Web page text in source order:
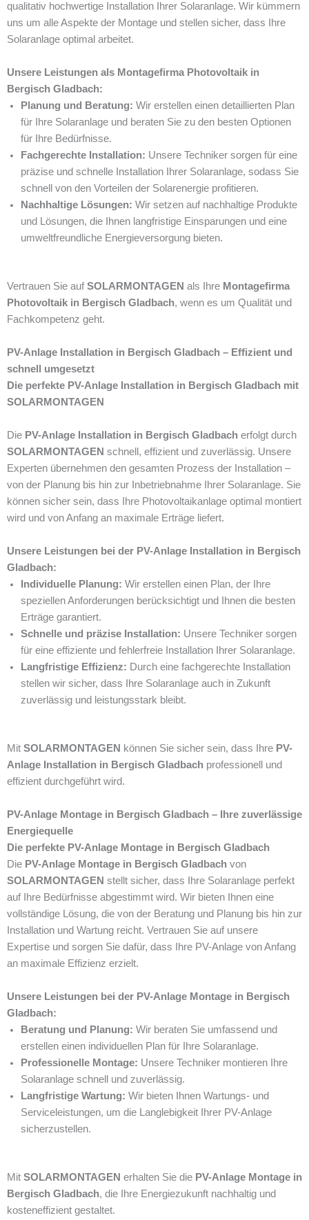
qualitativ hochwertige Installation Ihrer Solaranlage. Wir kümmern
uns um alle Aspekte der Montage und stellen sicher, dass Ihre
Solaranlage optimal arbeitet.
Unsere Leistungen als Montagefirma Photovoltaik in
Bergisch Gladbach:
Planung und Beratung: Wir erstellen einen detaillierten Plan
für Ihre Solaranlage und beraten Sie zu den besten Optionen
für Ihre Bedürfnisse.
Fachgerechte Installation: Unsere Techniker sorgen für eine
präzise und schnelle Installation Ihrer Solaranlage, sodass Sie
schnell von den Vorteilen der Solarenergie profitieren.
Nachhaltige Lösungen: Wir setzen auf nachhaltige Produkte
und Lösungen, die Ihnen langfristige Einsparungen und eine
umweltfreundliche Energieversorgung bieten.
Vertrauen Sie auf SOLARMONTAGEN als Ihre Montagefirma
Photovoltaik in Bergisch Gladbach, wenn es um Qualität und
Fachkompetenz geht.
PV-Anlage Installation in Bergisch Gladbach – Effizient und
schnell umgesetzt
Die perfekte PV-Anlage Installation in Bergisch Gladbach mit
SOLARMONTAGEN
Die PV-Anlage Installation in Bergisch Gladbach erfolgt durch
SOLARMONTAGEN schnell, effizient und zuverlässig. Unsere
Experten übernehmen den gesamten Prozess der Installation –
von der Planung bis hin zur Inbetriebnahme Ihrer Solaranlage. Sie
können sicher sein, dass Ihre Photovoltaikanlage optimal montiert
wird und von Anfang an maximale Erträge liefert.
Unsere Leistungen bei der PV-Anlage Installation in Bergisch
Gladbach:
Individuelle Planung: Wir erstellen einen Plan, der Ihre
speziellen Anforderungen berücksichtigt und Ihnen die besten
Erträge garantiert.
Schnelle und präzise Installation: Unsere Techniker sorgen
für eine effiziente und fehlerfreie Installation Ihrer Solaranlage.
Langfristige Effizienz: Durch eine fachgerechte Installation
stellen wir sicher, dass Ihre Solaranlage auch in Zukunft
zuverlässig und leistungsstark bleibt.
Mit SOLARMONTAGEN können Sie sicher sein, dass Ihre PV-
Anlage Installation in Bergisch Gladbach professionell und
effizient durchgeführt wird.
PV-Anlage Montage in Bergisch Gladbach – Ihre zuverlässige
Energiequelle
Die perfekte PV-Anlage Montage in Bergisch Gladbach
Die PV-Anlage Montage in Bergisch Gladbach von
SOLARMONTAGEN stellt sicher, dass Ihre Solaranlage perfekt
auf Ihre Bedürfnisse abgestimmt wird. Wir bieten Ihnen eine
vollständige Lösung, die von der Beratung und Planung bis hin zur
Installation und Wartung reicht. Vertrauen Sie auf unsere
Expertise und sorgen Sie dafür, dass Ihre PV-Anlage von Anfang
an maximale Effizienz erzielt.
Unsere Leistungen bei der PV-Anlage Montage in Bergisch
Gladbach:
Beratung und Planung: Wir beraten Sie umfassend und
erstellen einen individuellen Plan für Ihre Solaranlage.
Professionelle Montage: Unsere Techniker montieren Ihre
Solaranlage schnell und zuverlässig.
Langfristige Wartung: Wir bieten Ihnen Wartungs- und
Serviceleistungen, um die Langlebigkeit Ihrer PV-Anlage
sicherzustellen.
Mit SOLARMONTAGEN erhalten Sie die PV-Anlage Montage in
Bergisch Gladbach, die Ihre Energiezukunft nachhaltig und
kosteneffizient gestaltet.